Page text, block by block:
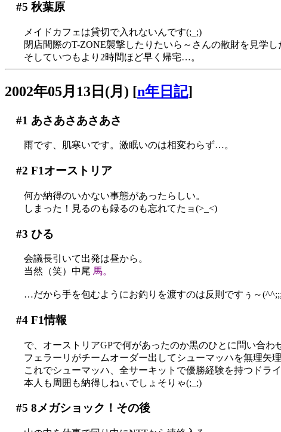
#5 秋葉原
メイドカフェは貸切で入れないんです(;_;)
閉店間際のT-ZONE襲撃したりたいら～さんの散財を見学し
そしていつもより2時間ほど早く帰宅…。
2002年05月13日(月) [n年日記]
#1 あさあさあさあさ
雨です、肌寒いです。激眠いのは相変わらず…。
#2 F1オーストリア
何か納得のいかない事態があったらしい。
しまった！見るのも録るのも忘れてたョ(>_<)
#3 ひる
会議長引いて出発は昼から。
当然（笑）中尾 馬。
…だから手を包むようにお釣りを渡すのは反則ですぅ～
#4F1情報
で、オーストリアGPで何があったのか黒のひとに問い合わ
フェラーリがチームオーダー出してシューマッハを無理矢
これでシューマッハ、全サーキットで優勝経験を持つドラ
本人も周囲も納得しねぃでしょそりゃ(;_;)
#5 8メガショック！その後